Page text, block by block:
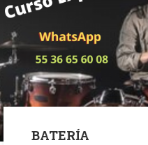
BATERÍA